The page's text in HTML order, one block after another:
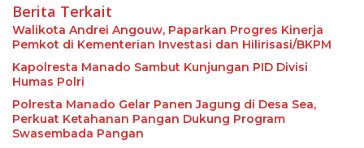
Berita Terkait
Walikota Andrei Angouw, Paparkan Progres Kinerja
Pemkot di Kementerian Investasi dan Hilirisasi/BKPM
Kapolresta Manado Sambut Kunjungan PID Divisi
Humas Polri
Polresta Manado Gelar Panen Jagung di Desa Sea,
Perkuat Ketahanan Pangan Dukung Program
Swasembada Pangan